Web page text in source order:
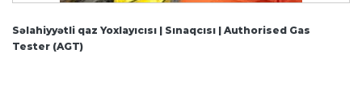
Səlahiyyətli qaz Yoxlayıcısı | Sınaqcısı | Authorised Gas
Tester (AGT)